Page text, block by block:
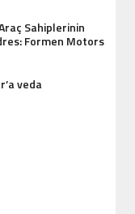
Sahiplerinin
Formen Motors
veda